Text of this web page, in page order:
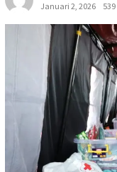
Januari 2, 2026